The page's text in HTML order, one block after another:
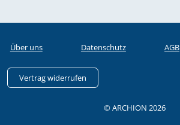
Über uns Datenschutz AGB
Vertrag widerrufen
© ARCHION 2026